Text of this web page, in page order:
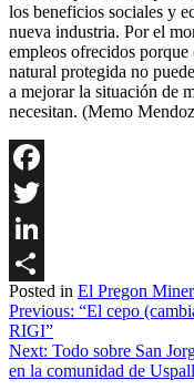
los beneficios sociales y
nueva industria. Por el
empleos ofrecidos porque
natural protegida no
a mejorar la situación de
necesitan. (Memo
Facebook
Twitter
LinkedIn
Share
Posted in El Pregon
Navegación
de
entradas
Previous: “El cepo
RIGI”
Next: Todo sobre San
en la comunidad de